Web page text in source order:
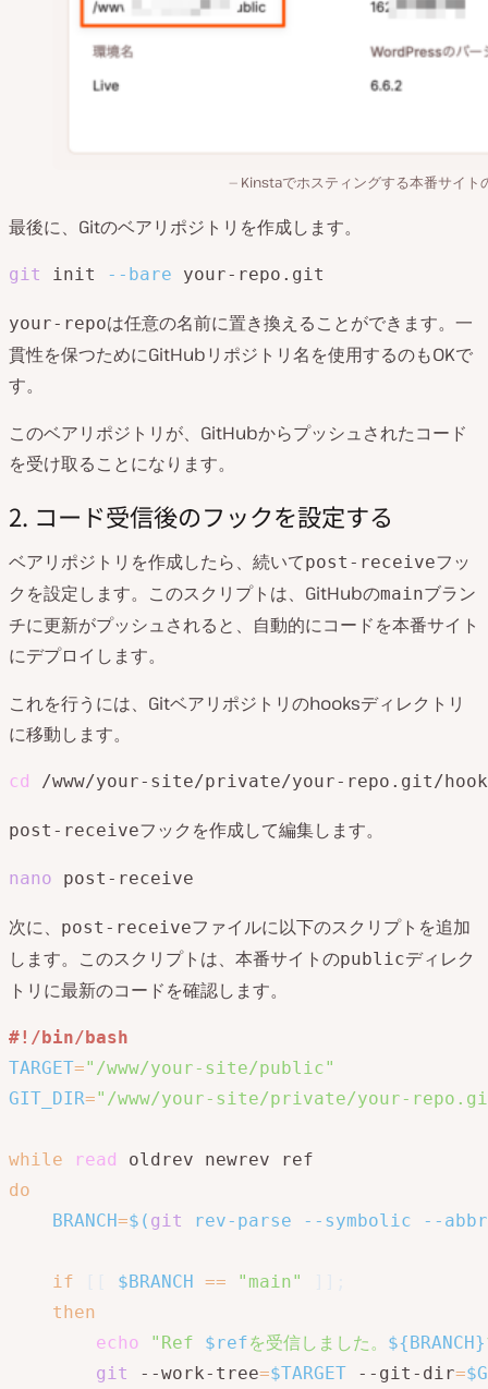
Kinstaでホスティングする本番サイト
最後に、Gitのベアリポジトリを作成します。
git init --bare your-repo.git
your-repoは任意の名前に置き換えることができます。一
貫性を保つためにGitHubリポジトリ名を使用するのもOKで
す。
このベアリポジトリが、GitHubからプッシュされたコード
を受け取ることになります。
2. コード受信後のフックを設定する
ベアリポジトリを作成したら、続いてpost-receiveフッ
クを設定します。このスクリプトは、GitHubのmainブラン
チに更新がプッシュされると、自動的にコードを本番サイト
にデプロイします。
これを行うには、Gitベアリポジトリのhooksディレクトリ
に移動します。
cd /www/your-site/private/your-repo.git/
post-receiveフックを作成して編集します。
nano post-receive
次に、 post-receiveファイルに以下のスクリプトを追加
します。このスクリプトは、本番サイトのpublicディレク
トリに最新のコードを確認します。
#!/bin/bash
TARGET="/www/your-site/public"
GIT_DIR="/www/your-site/private/your-
while read
do
BRANCH=$( git rev-parse --symbolic --
if $BRANCH == "main"
then
echo
"Ref $refを受信しました。 ${BRANCH}
git
--work-tree=$TARGET --git-dir=